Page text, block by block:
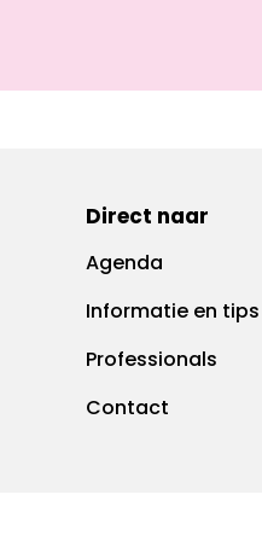
Direct naar
Agenda
Informatie en tips
Professionals
Contact